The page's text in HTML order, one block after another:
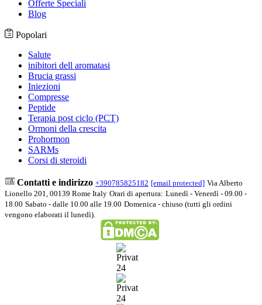
Offerte Speciali
Blog
Popolari
Salute
inibitori dell aromatasi
Brucia grassi
Iniezioni
Сompresse
Peptide
Terapia post ciclo (PCT)
Ormoni della crescita
Prohormon
SARMs
Corsi di steroidi
Contatti e indirizzo +390785825182 [email protected] Via Alberto
Lionello 201, 00139 Rome Italy Orari di apertura: Lunedì - Venerdì - 09.00 -
18.00 Sabato - dalle 10.00 alle 19.00 Domenica - chiuso (tutti gli ordini
vengono elaborati il lunedì).